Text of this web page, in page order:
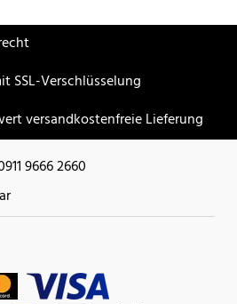
SSL-Verschlüsselung
versandkostenfreie Lieferung
9666 2660